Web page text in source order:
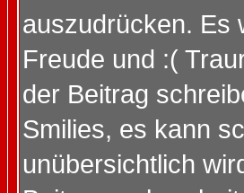
auszudrücken. Es
Freude und :(
der Beitrag
Smilies, es kann
unübersichtlich